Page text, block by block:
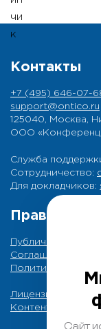
Контакты
+7 (495) 646-07-
support@ontico.ru
125040, Москва,
ООО
Служба
Сотрудничество:
Для докладчиков:
Правовая
Публичная оферта
Соглашение на
Политика
Лицензионный
Контентная